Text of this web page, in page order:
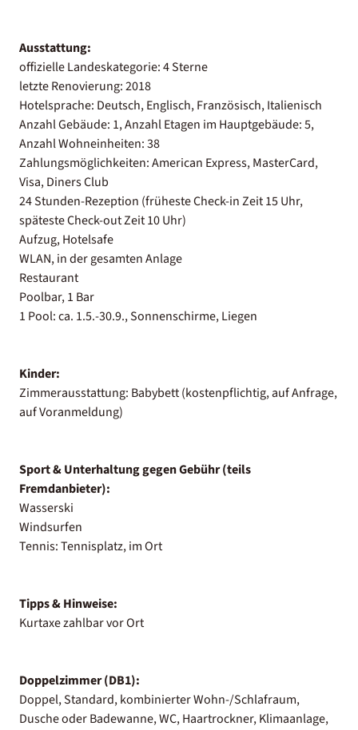
Ausstattung:
offizielle Landeskategorie: 4 Sterne
letzte Renovierung: 2018
Hotelsprache: Deutsch, Englisch, Französisch, Italienisch
Anzahl Gebäude: 1, Anzahl Etagen im Hauptgebäude: 5,
Anzahl Wohneinheiten: 38
Zahlungsmöglichkeiten: American Express, MasterCard,
Visa, Diners Club
24 Stunden-Rezeption (früheste Check-in Zeit 15 Uhr,
späteste Check-out Zeit 10 Uhr)
Aufzug, Hotelsafe
WLAN, in der gesamten Anlage
Restaurant
Poolbar, 1 Bar
1 Pool: ca. 1.5.-30.9., Sonnenschirme, Liegen
Kinder:
Zimmerausstattung: Babybett (kostenpflichtig, auf Anfrage,
auf Voranmeldung)
Sport & Unterhaltung gegen Gebühr (teils
Fremdanbieter):
Wasserski
Windsurfen
Tennis: Tennisplatz, im Ort
Tipps & Hinweise:
Kurtaxe zahlbar vor Ort
Doppelzimmer (DB1):
Doppel, Standard, kombinierter Wohn-/Schlafraum,
Dusche oder Badewanne, WC, Haartrockner, Klimaanlage,